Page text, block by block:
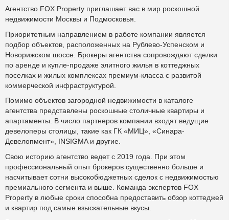
Агентство FOX Property приглашает вас в мир роскошной
недвижимости Москвы и Подмосковья.
Приоритетным направлением в работе компании является
подбор объектов, расположенных на Рублево-Успенском и
Новорижском шоссе. Брокеры агентства сопровождают сделки
по аренде и купле-продаже элитного жилья в коттеджных
поселках и жилых комплексах премиум-класса с развитой
коммерческой инфраструктурой.
Помимо объектов загородной недвижимости в каталоге
агентства представлены роскошные столичные квартиры и
апартаменты. В число партнеров компании входят ведущие
девелоперы столицы, такие как ГК «МИЦ», «Синара-
Девелопмент», INSIGMA и другие.
Свою историю агентство ведет с 2019 года. При этом
профессиональный опыт брокеров существенно больше и
насчитывает сотни высокобюджетных сделок с недвижимостью
премиального сегмента и выше. Команда экспертов FOX
Property в любые сроки способна предоставить обзор коттеджей
и квартир под самые взыскательные вкусы.